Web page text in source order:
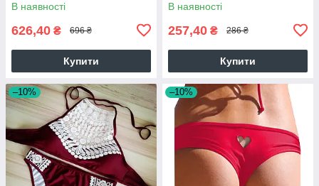
В наявності
626,40 ₴ 696 ₴
Купити
В наявності
257,40 ₴ 286 ₴
Купити
–10% –10%